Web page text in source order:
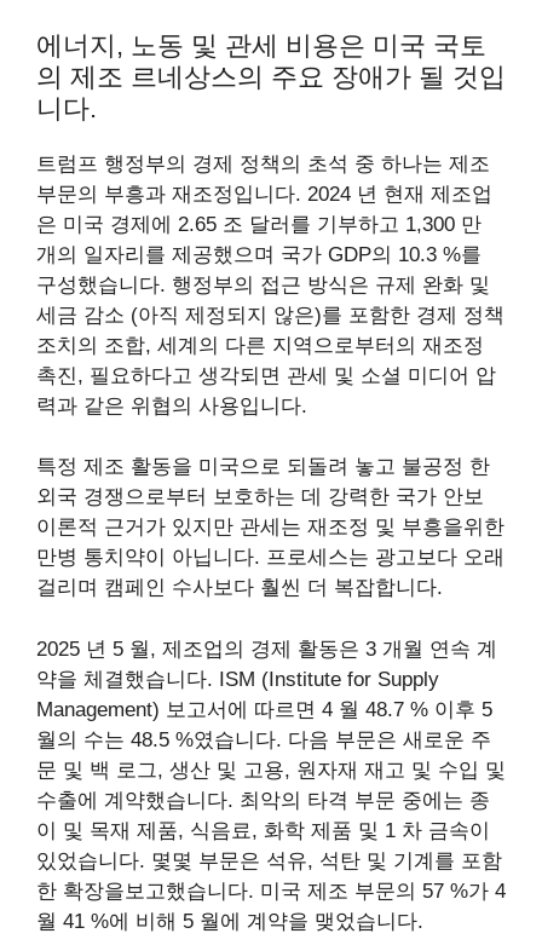
에너지, 노동 및 관세 비용은 미국 국토
의 제조 르네상스의 주요 장애가 될 것입
니다.
트럼프 행정부의 경제 정책의 초석 중 하나는 제조
부문의 부흥과 재조정입니다. 2024 년 현재 제조업
은 미국 경제에 2.65 조 달러를 기부하고 1,300 만
개의 일자리를 제공했으며 국가 GDP의 10.3 %를
구성했습니다. 행정부의 접근 방식은 규제 완화 및
세금 감소 (아직 제정되지 않은)를 포함한 경제 정책
조치의 조합, 세계의 다른 지역으로부터의 재조정
촉진, 필요하다고 생각되면 관세 및 소셜 미디어 압
력과 같은 위협의 사용입니다.
특정 제조 활동을 미국으로 되돌려 놓고 불공정 한
외국 경쟁으로부터 보호하는 데 강력한 국가 안보
이론적 근거가 있지만 관세는 재조정 및 부흥을위한
만병 통치약이 아닙니다. 프로세스는 광고보다 오래
걸리며 캠페인 수사보다 훨씬 더 복잡합니다.
2025 년 5 월, 제조업의 경제 활동은 3 개월 연속 계
약을 체결했습니다. ISM (Institute for Supply
Management) 보고서에 따르면 4 월 48.7 % 이후 5
월의 수는 48.5 %였습니다. 다음 부문은 새로운 주
문 및 백 로그, 생산 및 고용, 원자재 재고 및 수입 및
수출에 계약했습니다. 최악의 타격 부문 중에는 종
이 및 목재 제품, 식음료, 화학 제품 및 1 차 금속이
있었습니다. 몇몇 부문은 석유, 석탄 및 기계를 포함
한 확장을보고했습니다. 미국 제조 부문의 57 %가 4
월 41 %에 비해 5 월에 계약을 맺었습니다.